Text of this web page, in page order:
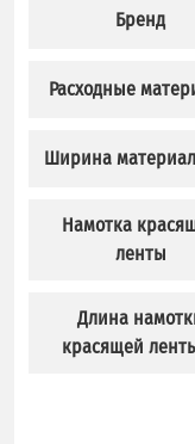
Бренд
Расходные
Ширина
Намотка
ленты
Длина
красящей